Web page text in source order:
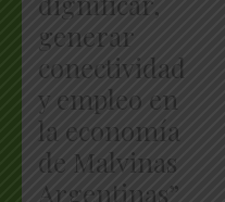
generar
conectividad
y empleo en
la economía
de Malvinas
Argentinas”